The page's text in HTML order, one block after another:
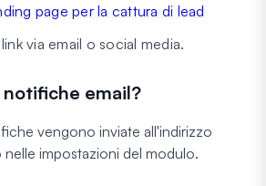
page per la cattura di lead
via email o social media.
notifiche email?
vengono inviate all'indirizzo
nelle impostazioni del modulo.